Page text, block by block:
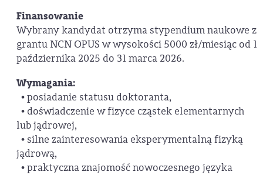
Finansowanie
Wybrany kandydat otrzyma stypendium naukowe z
grantu NCN OPUS w wysokości 5000 zł/miesiąc od 1
października 2025 do 31 marca 2026.
Wymagania:
• posiadanie statusu doktoranta,
• doświadczenie w fizyce cząstek elementarnych
lub jądrowej,
• silne zainteresowania eksperymentalną fizyką
jądrową,
• praktyczna znajomość nowoczesnego języka